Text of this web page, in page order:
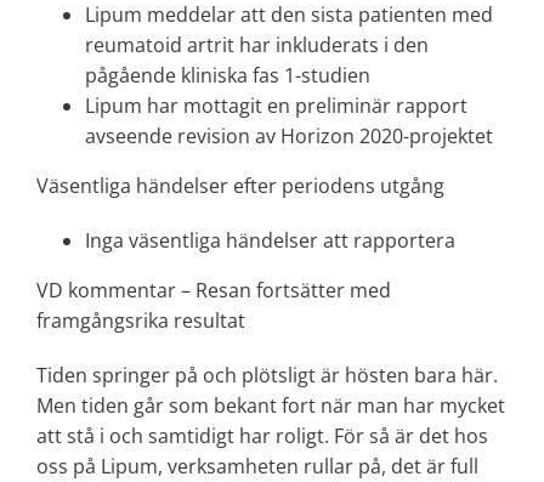
Lipum meddelar att den sista patienten med
reumatoid artrit har inkluderats i den
pågående kliniska fas 1-studien
Lipum har mottagit en preliminär rapport
avseende revision av Horizon 2020-projektet
Väsentliga händelser efter periodens utgång
Inga väsentliga händelser att rapportera
VD kommentar – Resan fortsätter med
framgångsrika resultat
Tiden springer på och plötsligt är hösten bara här.
Men tiden går som bekant fort när man har mycket
att stå i och samtidigt har roligt. För så är det hos
oss på Lipum, verksamheten rullar på, det är full